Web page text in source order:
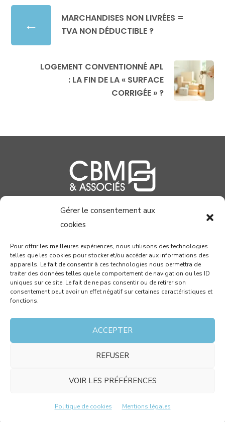
Gérer le consentement aux
cookies
Pour offrir les meilleures expériences, nous utilisons des technologies
telles que les cookies pour stocker et/ou accéder aux informations des
appareils. Le fait de consentir à ces technologies nous permettra de
traiter des données telles que le comportement de navigation ou les ID
uniques sur ce site. Le fait de ne pas consentir ou de retirer son
consentement peut avoir un effet négatif sur certaines caractéristiques et
fonctions.
ACCEPTER
REFUSER
VOIR LES PRÉFÉRENCES
Politique de cookies Mentions légales
←
MARCHANDISES NON LIVRÉES =
TVA NON DÉDUCTIBLE ?
LOGEMENT CONVENTIONNÉ APL
: LA FIN DE LA « SURFACE
CORRIGÉE » ?
04 99 58 37 40
78 allée John Napier
Atrium du Millénaire
34000 MONTPELLIER
soient utilisées pour me contacter dans le cadre de